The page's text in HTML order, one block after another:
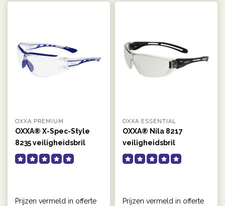
OXXA PREMIUM
OXXA® X-Spec-Style
8235 veiligheidsbril
Prijzen vermeld in offerte
OXXA ESSENTIAL
OXXA® Nila 8217
veiligheidsbril
Prijzen vermeld in offerte